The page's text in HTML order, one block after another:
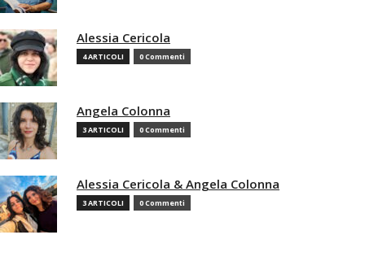
Alessia Cericola
4 ARTICOLI 0 Commenti
Angela Colonna
3 ARTICOLI 0 Commenti
Alessia Cericola & Angela Colonna
3 ARTICOLI 0 Commenti